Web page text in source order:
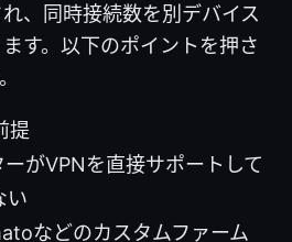
、同時接続数を別デバイス
す。以下のポイントを押さ
提
がVPNを直接サポートして
い
などのカスタムファーム